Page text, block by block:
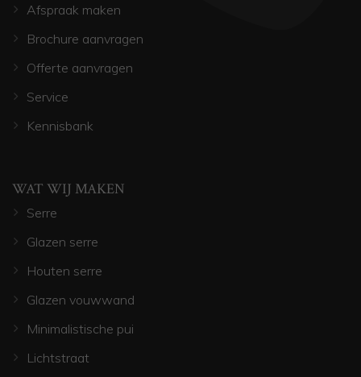
Afspraak maken
Brochure aanvragen
Offerte aanvragen
Service
Kennisbank
WAT WIJ MAKEN
Serre
Glazen serre
Houten serre
Glazen vouwwand
Minimalistische pui
Lichtstraat